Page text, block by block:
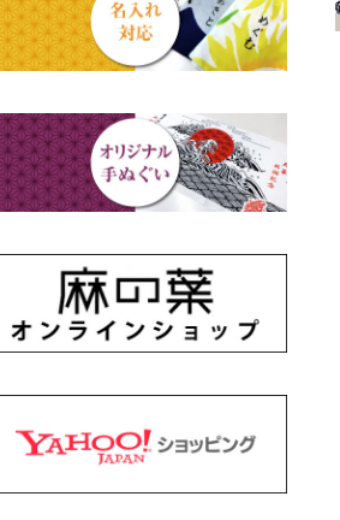
四季
江戸小紋・総柄・無地
ギフトセット
結婚祝い
秋のギフト